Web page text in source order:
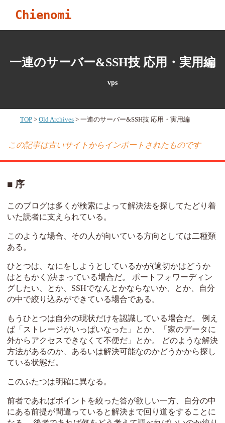
Chienomi
一連のサーバー&SSH技 応用・実用編
vps
TOP Old Archives 一連のサーバー&SSH技 応用・実用編
この記事は古いサイトからインポートされたものです
序
このブログは多くが検索によって解決法を探してたどり着
いた読者に支えられている。
このような場合、その人が向いている方向としては二種類
ある。
ひとつは、なにをしようとしているかが(適切かはどうか
はともかく)決まっている場合だ。 ポートフォワーディン
グしたい、とか、SSHでなんとかならないか、とか、自分
の中で絞り込みができている場合である。
もうひとつは自分の現状だけを認識している場合だ。 例え
ば「ストレージがいっぱいなった」とか、「家のデータに
外からアクセスできなくて不便だ」とか。 どのような解決
方法があるのか、あるいは解決可能なのかどうかから探し
ている状態だ。
このふたつは明確に異なる。
前者であればポイントを絞った答が欲しい一方、自分の中
にある前提が間違っていると解決まで回り道をすることに